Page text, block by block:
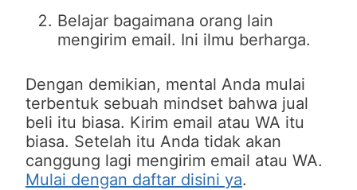
Belajar bagaimana orang lain
mengirim email. Ini ilmu berharga.
Dengan demikian, mental Anda mulai
terbentuk sebuah mindset bahwa jual
beli itu biasa. Kirim email atau WA itu
biasa. Setelah itu Anda tidak akan
canggung lagi mengirim email atau WA.
Mulai dengan daftar disini ya.